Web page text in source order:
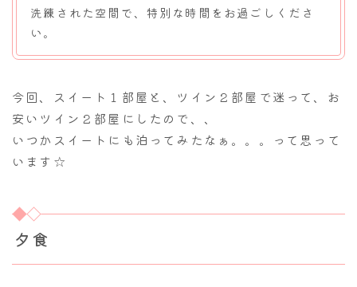
洗練された空間で、特別な時間をお過ごしくださ
い。
今回、スイート１部屋と、ツイン２部屋で迷って、お
安いツイン２部屋にしたので、、
いつかスイートにも泊ってみたなぁ。。。って思って
います☆
夕食